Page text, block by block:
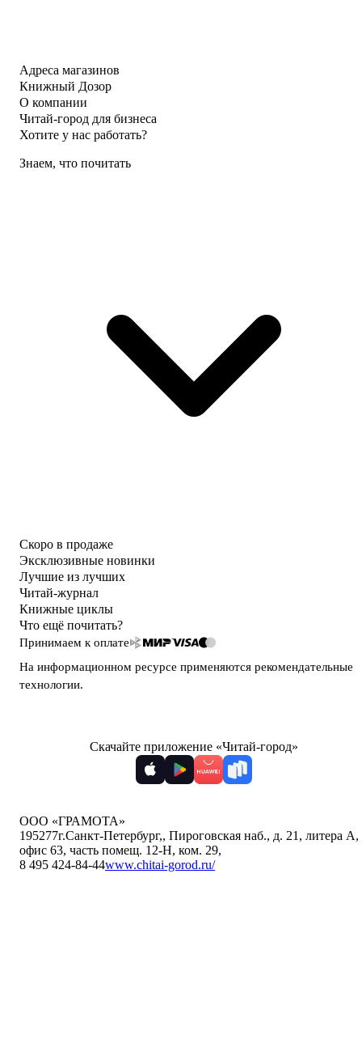
Адреса магазинов
Книжный Дозор
О компании
Читай-город для бизнеса
Хотите у нас работать?
Знаем, что почитать
Скоро в продаже
Эксклюзивные новинки
Лучшие из лучших
Читай-журнал
Книжные циклы
Что ещё почитать?
Принимаем к оплате
На информационном ресурсе применяются рекомендательные
технологии.
Скачайте приложение «Читай-город»
ООО «ГРАМОТА»
195277г.Санкт-Петербург,, Пироговская наб., д. 21, литера А,
офис 63, часть помещ. 12-Н, ком. 29,
8 495 424-84-44www.chitai-gorod.ru/